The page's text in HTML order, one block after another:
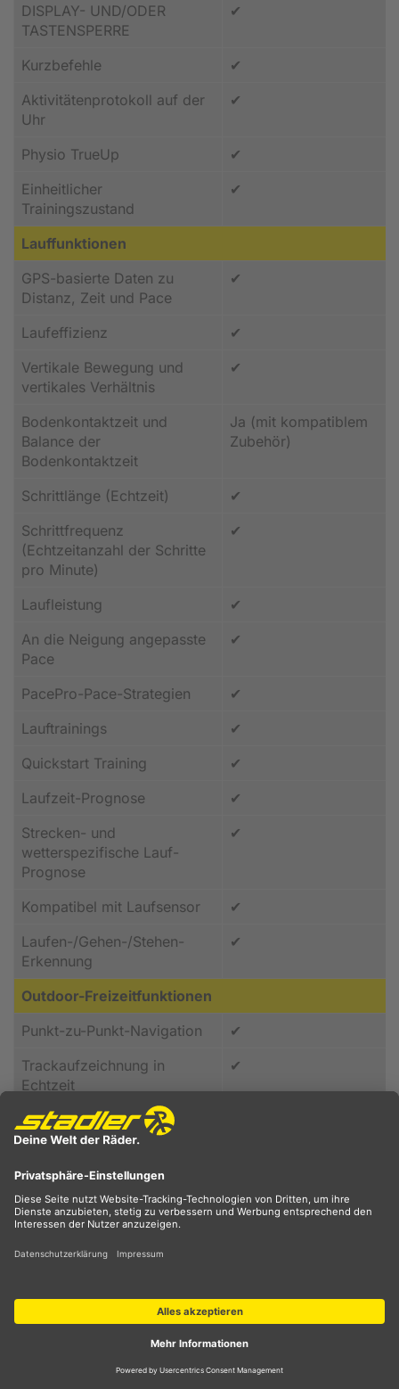
DISPLAY- UND/ODER
TASTENSPERRE
✔
Kurzbefehle
✔
Aktivitätenprotokoll auf der
Uhr
✔
Physio TrueUp
✔
Einheitlicher
Trainingszustand
✔
Lauffunktionen
GPS-basierte Daten zu
Distanz, Zeit und Pace
✔
Laufeffizienz
✔
Vertikale Bewegung und
vertikales Verhältnis
✔
Bodenkontaktzeit und
Balance der
Bodenkontaktzeit
Ja (mit kompatiblem
Zubehör)
Schrittlänge (Echtzeit)
✔
Schrittfrequenz
(Echtzeitanzahl der Schritte
pro Minute)
✔
Laufleistung
✔
An die Neigung angepasste
Pace
✔
PacePro-Pace-Strategien
✔
Lauftrainings
✔
Quickstart Training
✔
Laufzeit-Prognose
✔
Strecken- und
wetterspezifische Lauf-
Prognose
✔
Kompatibel mit Laufsensor
✔
Laufen-/Gehen-/Stehen-
Erkennung
✔
Outdoor-Freizeitfunktionen
Punkt-zu-Punkt-Navigation
✔
Trackaufzeichnung in
Echtzeit
✔
Zurück zum Start
POIs entlang der Route
Distanz zum Ziel
✔